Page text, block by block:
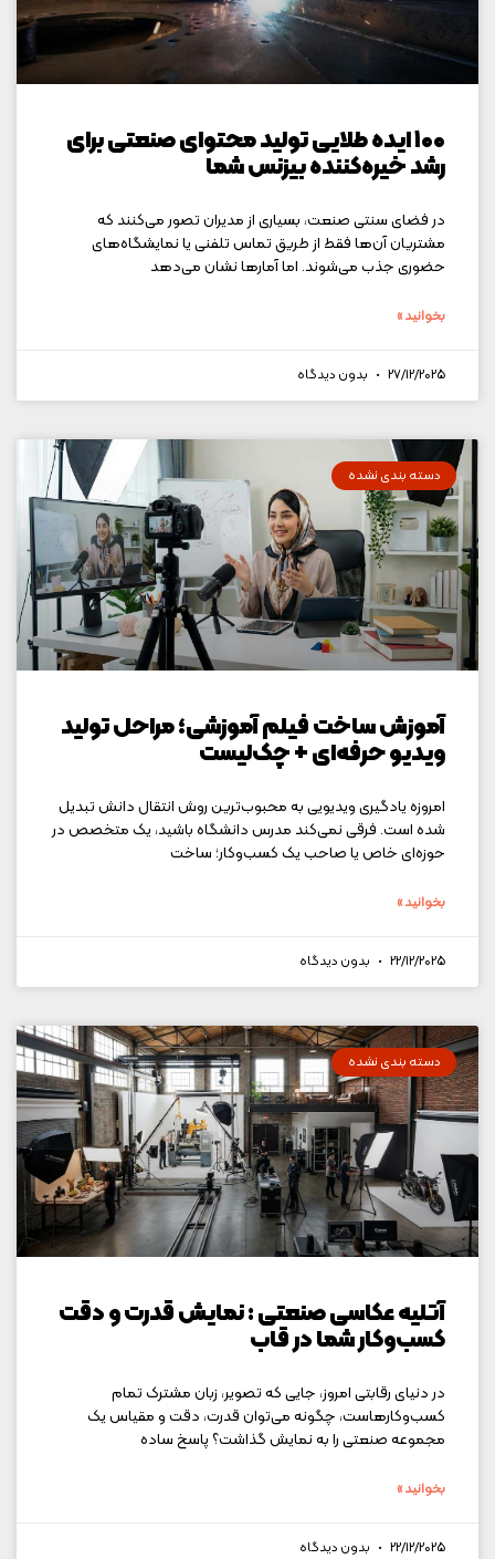
۱۰۰ ایده طلایی تولید محتوای صنعتی برای
رشد خیره‌کننده بیزنس شما
در فضای سنتی صنعت، بسیاری از مدیران تصور می‌کنند که
مشتریان آن‌ها فقط از طریق تماس تلفنی یا نمایشگاه‌های
حضوری جذب می‌شوند. اما آمارها نشان می‌دهد
بخوانید »
27/12/2025 بدون دیدگاه
دسته بندی نشده
آموزش ساخت فیلم آموزشی؛ مراحل تولید
ویدیو حرفه‌ای + چک‌لیست
امروزه یادگیری ویدیویی به محبوب‌ترین روش انتقال دانش تبدیل
شده است. فرقی نمی‌کند مدرس دانشگاه باشید، یک متخصص در
حوزه‌ای خاص یا صاحب یک کسب‌وکار؛ ساخت
بخوانید »
22/12/2025 بدون دیدگاه
دسته بندی نشده
آتلیه عکاسی صنعتی : نمایش قدرت و دقت
کسب‌وکار شما در قاب
در دنیای رقابتی امروز، جایی که تصویر، زبان مشترک تمام
کسب‌وکارهاست، چگونه می‌توان قدرت، دقت و مقیاس یک
مجموعه صنعتی را به نمایش گذاشت؟ پاسخ ساده
بخوانید »
22/12/2025 بدون دیدگاه